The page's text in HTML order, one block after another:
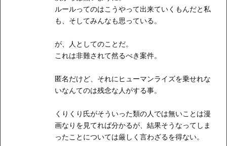
ルールってのはこうやって出来ていくもんだと私
も、そしてみんなも思っている。
が、人としてのことだ。
これは非難されて然るべき案件。
匿名だけど、それにヒューマンライズを乗せれな
いなんてのは残念な人がする事。
くりくり氏がそういった類の人では無いことは漫
画なりを見てれば分かるが、結果そうなってしま
ったことについては厳しく言わざるを得ない。